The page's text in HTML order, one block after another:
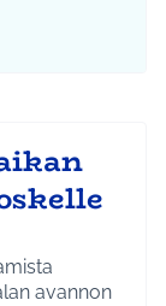
avannon